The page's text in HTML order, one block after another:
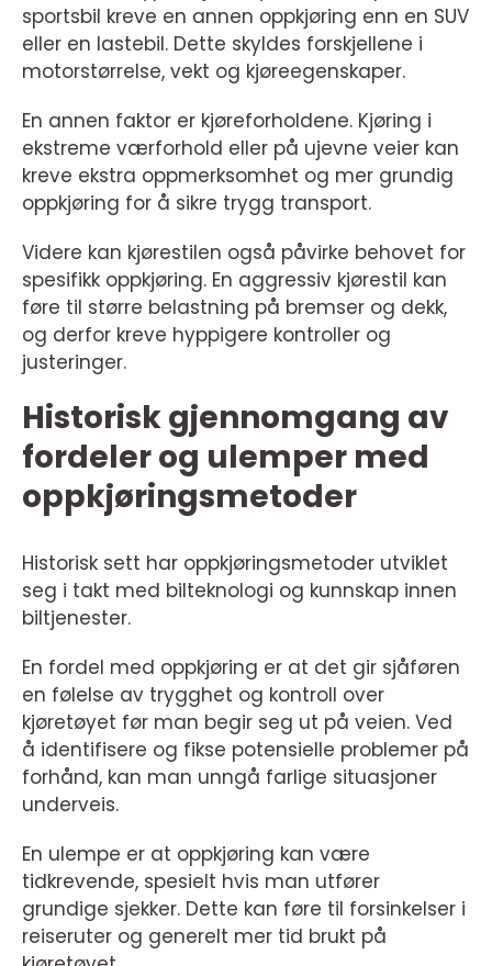
sportsbil kreve en annen oppkjøring enn en SUV
eller en lastebil. Dette skyldes forskjellene i
motorstørrelse, vekt og kjøreegenskaper.
En annen faktor er kjøreforholdene. Kjøring i
ekstreme værforhold eller på ujevne veier kan
kreve ekstra oppmerksomhet og mer grundig
oppkjøring for å sikre trygg transport.
Videre kan kjørestilen også påvirke behovet for
spesifikk oppkjøring. En aggressiv kjørestil kan
føre til større belastning på bremser og dekk,
og derfor kreve hyppigere kontroller og
justeringer.
Historisk gjennomgang av
fordeler og ulemper med
oppkjøringsmetoder
Historisk sett har oppkjøringsmetoder utviklet
seg i takt med bilteknologi og kunnskap innen
biltjenester.
En fordel med oppkjøring er at det gir sjåføren
en følelse av trygghet og kontroll over
kjøretøyet før man begir seg ut på veien. Ved
å identifisere og fikse potensielle problemer på
forhånd, kan man unngå farlige situasjoner
underveis.
En ulempe er at oppkjøring kan være
tidkrevende, spesielt hvis man utfører
grundige sjekker. Dette kan føre til forsinkelser i
reiseruter og generelt mer tid brukt på